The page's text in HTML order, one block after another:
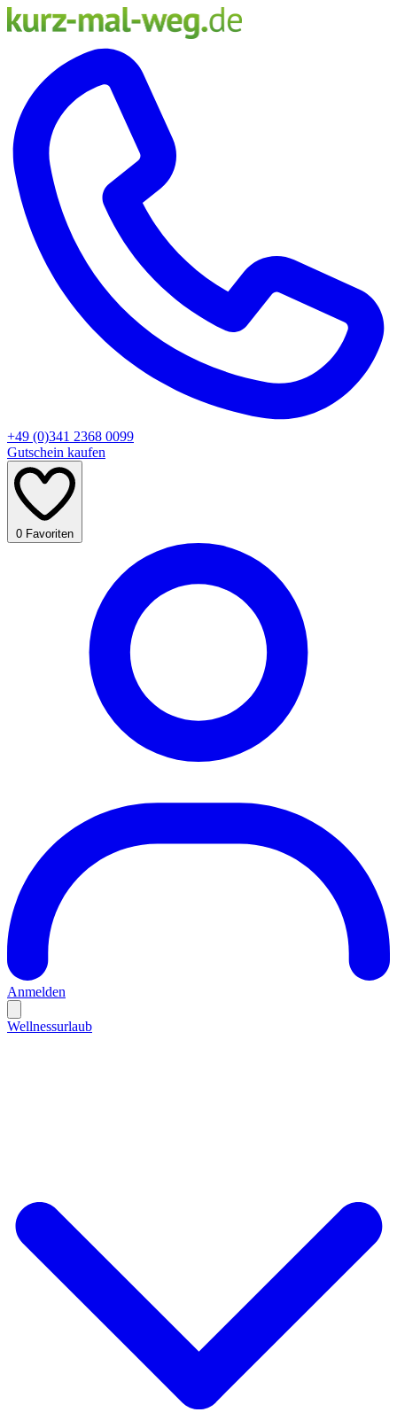
+49 (0)341 2368 0099
Gutschein kaufen
0 Favoriten
Anmelden
Wellnessurlaub